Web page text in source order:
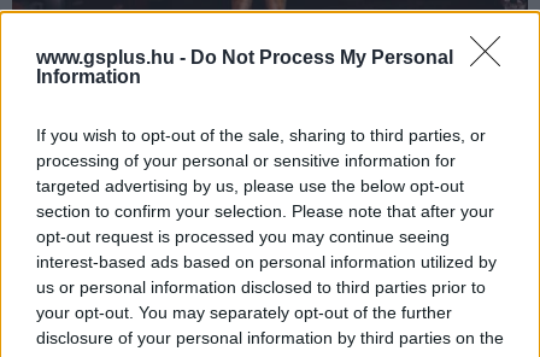
www.gsplus.hu - Do Not Process My Personal
Information
If you wish to opt-out of the sale, sharing to third parties, or
processing of your personal or sensitive information for
targeted advertising by us, please use the below opt-out
section to confirm your selection. Please note that after your
opt-out request is processed you may continue seeing
interest-based ads based on personal information utilized by
us or personal information disclosed to third parties prior to
your opt-out. You may separately opt-out of the further
disclosure of your personal information by third parties on the